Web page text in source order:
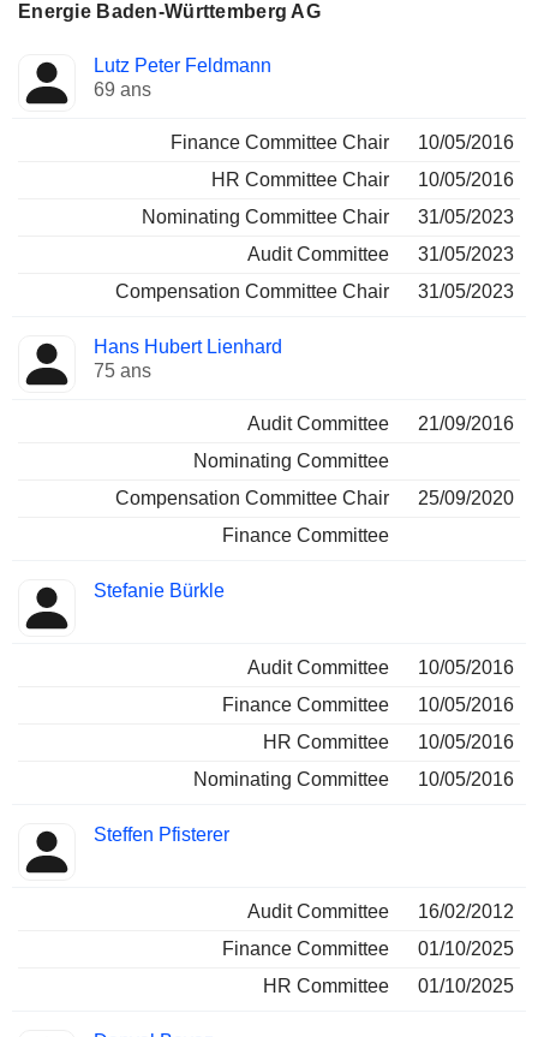
Energie Baden-Württemberg AG
Administrateur Comités
Lutz Peter Feldmann
69 ans
Finance Committee Chair
10/05/2016
HR Committee Chair
10/05/2016
Nominating Committee Chair
31/05/2023
Audit Committee
31/05/2023
Compensation Committee Chair
31/05/2023
Hans Hubert Lienhard
75 ans
Audit Committee
21/09/2016
Nominating Committee
Compensation Committee Chair
25/09/2020
Finance Committee
Stefanie Bürkle
Audit Committee
10/05/2016
Finance Committee
10/05/2016
HR Committee
10/05/2016
Nominating Committee
10/05/2016
Steffen Pfisterer
Audit Committee
16/02/2012
Finance Committee
01/10/2025
HR Committee
01/10/2025